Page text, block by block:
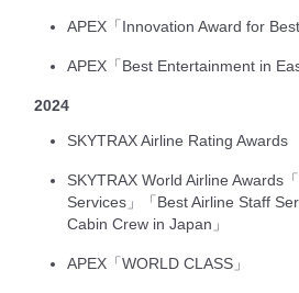
APEX「Innovation Award for
APEX「Best Entertainment in
2024
SKYTRAX Airline Rating Awards
SKYTRAX World Airline Awards
Services」「Best Airline Staff
Cabin Crew in Japan」
APEX「WORLD CLASS」